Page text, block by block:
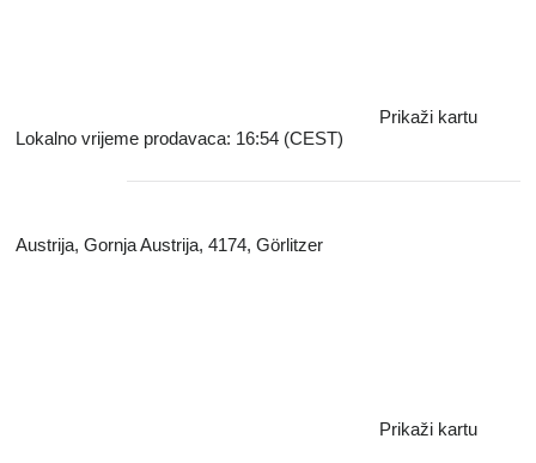
Prikaži kartu
Lokalno vrijeme prodavaca: 16:54 (CEST)
Austrija, Gornja Austrija, 4174, Görlitzer
Prikaži kartu